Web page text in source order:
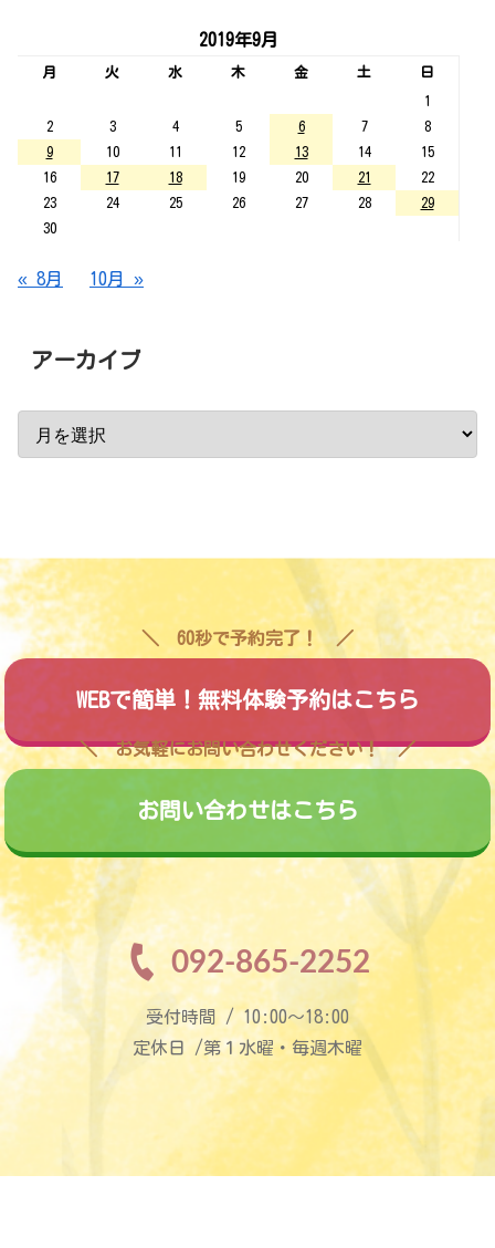
2019年9月
月 火 水 木 金 土
日
1
2
3 4 5 6 7
8
9
10 11 12 13 14
15
16
17 18 19 20 21
22
23
24 25 26 27 28
29
30
« 8月 10月 »
アーカイブ
60秒で予約完了！
WEBで簡単！無料体験予約はこちら
お気軽にお問い合わせください！
お問い合わせはこちら
092-865-2252
受付時間 / 10:00〜18:00
定休日 /第１水曜・毎週木曜